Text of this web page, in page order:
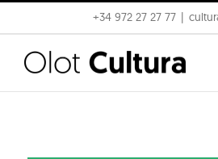
to
content
+34 972 27 27 77